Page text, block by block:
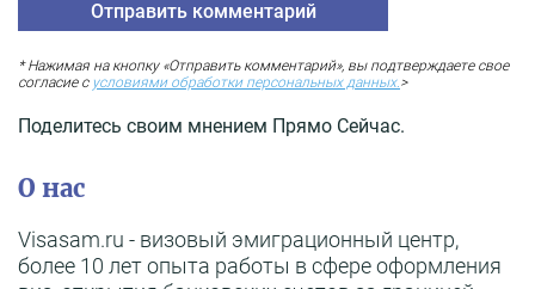
* Нажимая на кнопку «Отправить комментарий», вы подтверждаете свое
согласие с условиями обработки персональных данных.>
Поделитесь своим мнением Прямо Сейчас.
О нас
Visasam.ru - визовый эмиграционный центр,
более 10 лет опыта работы в сфере оформления